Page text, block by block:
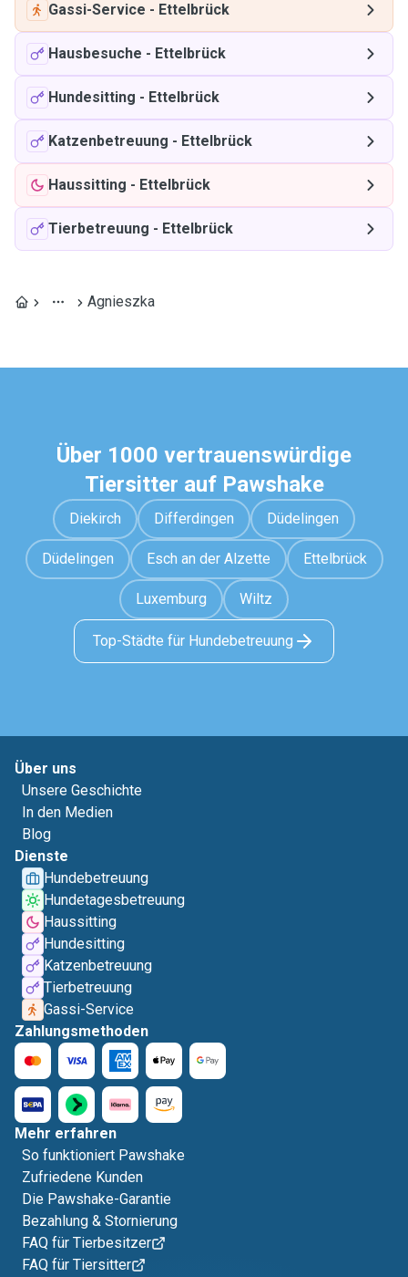
Gassi-Service - Ettelbrück
Hausbesuche - Ettelbrück
Hundesitting - Ettelbrück
Katzenbetreuung - Ettelbrück
Haussitting - Ettelbrück
Tierbetreuung - Ettelbrück
Agnieszka
Über 1000 vertrauenswürdige
Tiersitter auf Pawshake
Diekirch Differdingen Düdelingen
Düdelingen Esch an der Alzette Ettelbrück
Luxemburg Wiltz
Top-Städte für Hundebetreuung
Über uns
Unsere Geschichte
In den Medien
Blog
Dienste
Hundebetreuung
Hundetagesbetreuung
Haussitting
Hundesitting
Katzenbetreuung
Tierbetreuung
Gassi-Service
Zahlungsmethoden
Mehr erfahren
So funktioniert Pawshake
Zufriedene Kunden
Die Pawshake-Garantie
Bezahlung & Stornierung
FAQ für Tierbesitzer
FAQ für Tiersitter